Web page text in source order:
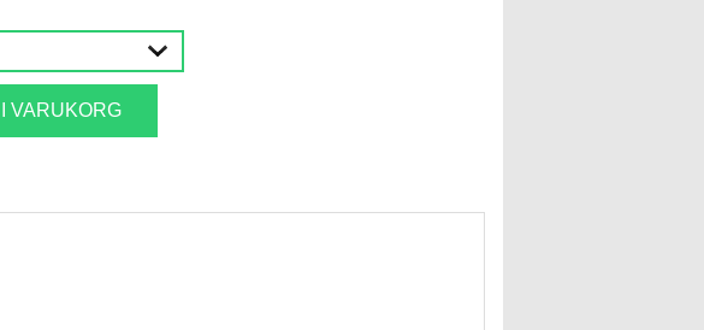
VARUKORG